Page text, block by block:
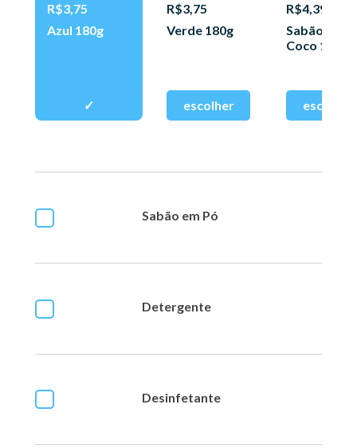
R$3,75
Azul 180g
R$3,75
Verde 180g
R$4,39
Sabão de
Coco 180g
Sabão em Pó
Detergente
Desinfetante